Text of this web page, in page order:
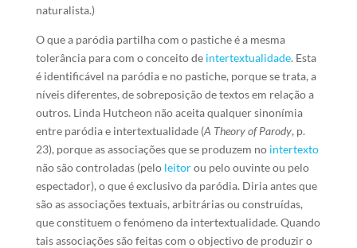
naturalista.)
O que a paródia partilha com o pastiche é a mesma
tolerância para com o conceito de intertextualidade. Esta
é identificável na paródia e no pastiche, porque se trata, a
níveis diferentes, de sobreposição de textos em relação a
outros. Linda Hutcheon não aceita qualquer sinonímia
entre paródia e intertextualidade (A Theory of Parody, p.
23), porque as associações que se produzem no intertexto
não são controladas (pelo leitorou pelo ouvinte ou pelo
espectador), o que é exclusivo da paródia. Diria antes que
são as associações textuais, arbitrárias ou construídas,
que constituem o fenómeno da intertextualidade. Quando
tais associações são feitas com o objectivo de produzir o